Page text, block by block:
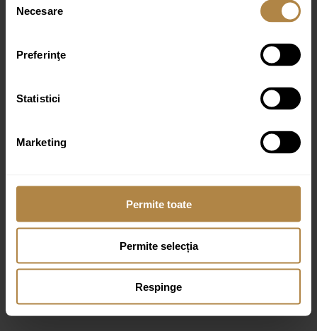
consimțământului
Necesare
Preferinţe
Statistici
Marketing
Permite toate
Permite selecția
Respinge
Email*